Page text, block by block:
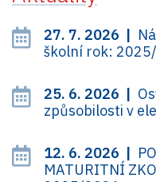
27. 7. 2026 |
školní rok:
25. 6. 2026 |
způsobilosti v
12. 6. 2026 |
MATURITNÍ